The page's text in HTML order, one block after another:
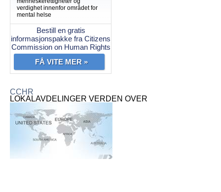
verdighet innenfor området for
mental helse
Bestill en gratis
informasjonspakke fra Citizens
Commission on Human Rights
FÅ VITE MER »
CCHR
LOKALAVDELINGER VERDEN OVER